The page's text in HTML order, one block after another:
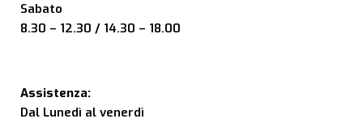
Sabato
8.30 – 12.30 / 14.30 – 18.00
Assistenza:
Dal Lunedì al venerdì